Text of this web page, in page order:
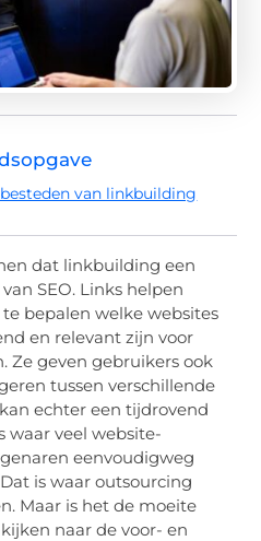
van linkbuilding
dat linkbuilding een
SEO. Links helpen
bepalen welke websites
en relevant zijn voor
Ze geven gebruikers ook
tussen verschillende
echter een tijdrovend
waar veel website-
eenvoudigweg
is waar outsourcing
Maar is het de moeite
naar de voor- en